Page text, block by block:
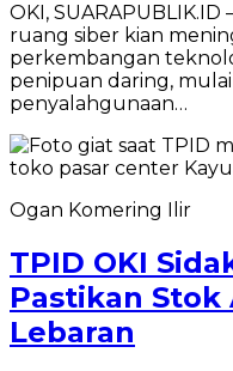
OKI,
ruang siber kian
perkembangan
penipuan daring,
penyalahgunaan…
Ogan Komering Ilir
TPID OKI
Pastikan Stok
Lebaran